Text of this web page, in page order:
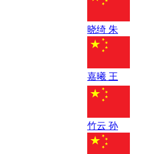
晓绮 朱
嘉曦 王
竹云 孙